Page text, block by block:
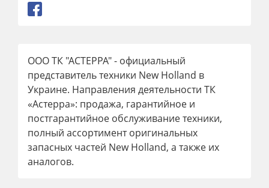
ООО ТК "АСТЕРРА" - официальный
представитель техники New Holland в
Украине. Направления деятельности ТК
«Астерра»: продажа, гарантийное и
постгарантийное обслуживание техники,
полный ассортимент оригинальных
запасных частей New Holland, а также их
аналогов.